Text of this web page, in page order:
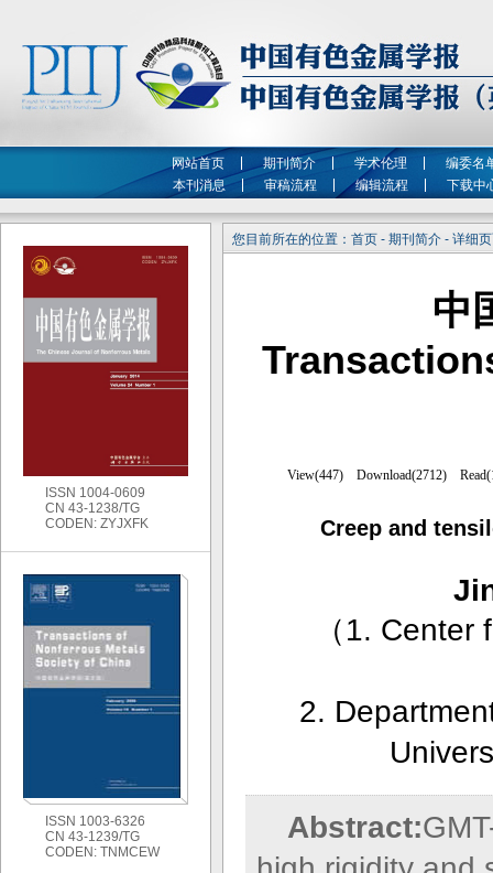
网站首页 期刊简介 学术伦理
编委名
本刊消息
审稿流程 编辑流程 下载中
您目前所在的位置：首页 - 期刊简介 - 详细
中
Creep and
（1. Center
2.
Abstract:
ISSN 1004-0609
CN 43-1238/TG
CODEN: ZYJXFK
ISSN 1003-6326
CN 43-1239/TG
CODEN: TNMCEW